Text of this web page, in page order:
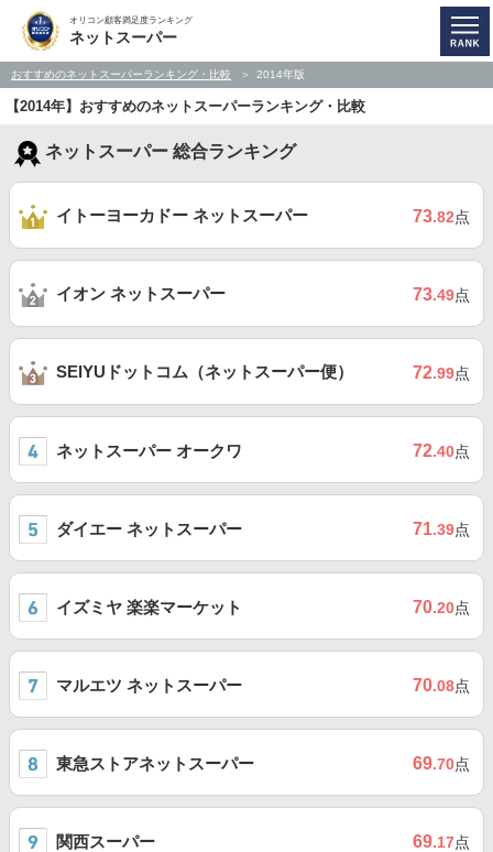
オリコン顧客満足度ランキング
ネットスーパー
おすすめのネットスーパーランキング・比較 2014年版
【2014年】おすすめのネットスーパーランキング・比較
ネットスーパー 総合ランキング
イトーヨーカドー ネットスーパー 73.82点
イオン ネットスーパー 73.49点
SEIYUドットコム（ネットスーパー便） 72.99点
ネットスーパー オークワ 72.40点
ダイエー ネットスーパー 71.39点
イズミヤ 楽楽マーケット 70.20点
マルエツ ネットスーパー 70.08点
東急ストアネットスーパー 69.70点
関西スーパー 69.17点